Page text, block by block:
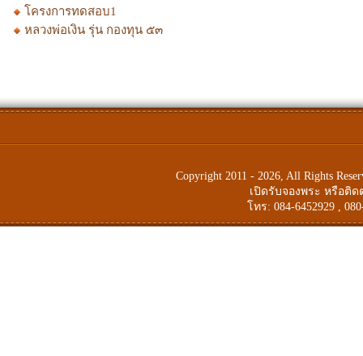
โครงการทดสอบ1
หลวงพ่อเงิน รุ่น กองทุน ๕๓
Copyright 2011 - 2026, All Rights
เปิดรับจองพระ หรือติ
โทร: 084-6452929 ,